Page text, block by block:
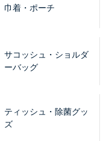
巾着・ポーチ
サコッシュ・ショルダ
ーバッグ
ティッシュ・除菌グッ
ズ